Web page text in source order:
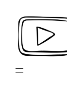
Inhalt
springen